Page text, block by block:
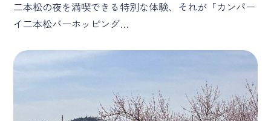
二本松の夜を満喫できる特別な体験、それが「カンパー
イ二本松バーホッピング…